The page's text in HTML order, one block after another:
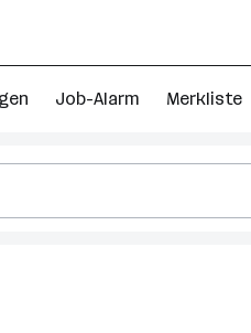
Job-Alarm Merkliste